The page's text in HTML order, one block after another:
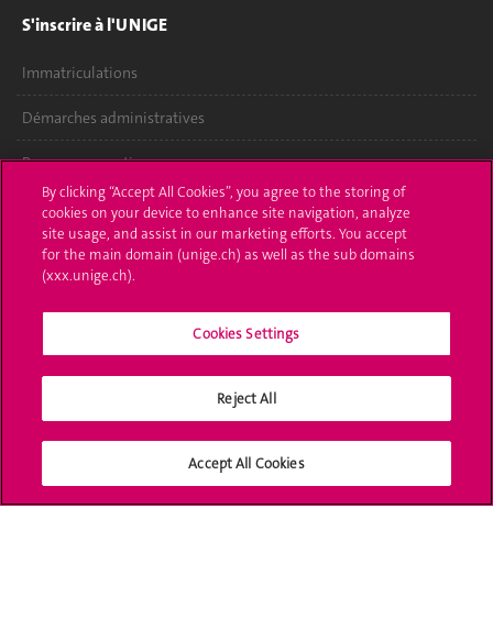
S'inscrire à l'UNIGE
Immatriculations
Démarches administratives
Poser une question
L'UNIGE vous informe
UNIGE Mobile
Médias sociaux UNIGE
By clicking “Accept All Cookies”, you agree to the storing of
cookies on your device to enhance site navigation, analyze
site usage, and assist in our marketing efforts. You accept
for the main domain (unige.ch) as well as the sub domains
(xxx.unige.ch).
Cookies Settings
Reject All
Accept All Cookies